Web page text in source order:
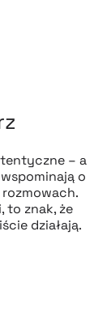
– a
o
to znak, że
działają.